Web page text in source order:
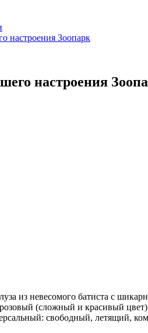
настроения Зоопарк
настроения
из невесомого батиста с
(сложный и красивый
свободный, летящий,